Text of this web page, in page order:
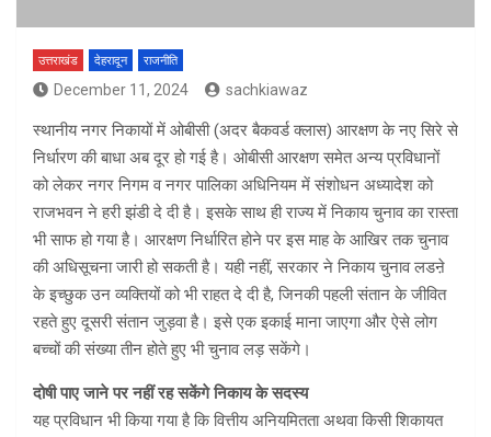
उत्तराखंड देहरादून राजनीति
December 11, 2024 sachkiawaz
स्थानीय नगर निकायों में ओबीसी (अदर बैकवर्ड क्लास) आरक्षण के नए सिरे से
निर्धारण की बाधा अब दूर हो गई है। ओबीसी आरक्षण समेत अन्य प्रविधानों
को लेकर नगर निगम व नगर पालिका अधिनियम में संशोधन अध्यादेश को
राजभवन ने हरी झंडी दे दी है। इसके साथ ही राज्य में निकाय चुनाव का रास्ता
भी साफ हो गया है। आरक्षण निर्धारित होने पर इस माह के आखिर तक चुनाव
की अधिसूचना जारी हो सकती है। यही नहीं, सरकार ने निकाय चुनाव लडऩे
के इच्छुक उन व्यक्तियों को भी राहत दे दी है, जिनकी पहली संतान के जीवित
रहते हुए दूसरी संतान जुड़वा है। इसे एक इकाई माना जाएगा और ऐसे लोग
बच्चों की संख्या तीन होते हुए भी चुनाव लड़ सकेंगे।
दोषी पाए जाने पर नहीं रह सकेंगे निकाय के सदस्य
यह प्रविधान भी किया गया है कि वित्तीय अनियमितता अथवा किसी शिकायत